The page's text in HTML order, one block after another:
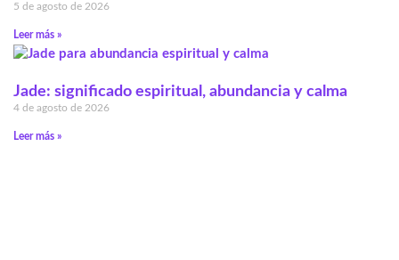
5 de agosto de 2026
Leer más »
Jade: significado espiritual, abundancia y calma
4 de agosto de 2026
Leer más »